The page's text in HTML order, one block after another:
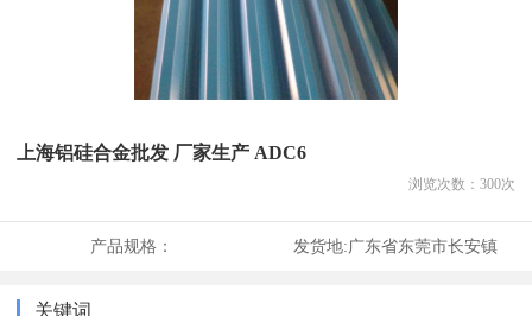
上海铝硅合金批发 厂家生产 ADC6
浏览次数： 300次
产品规格： 发货地:广东省东莞市长安镇
关键词